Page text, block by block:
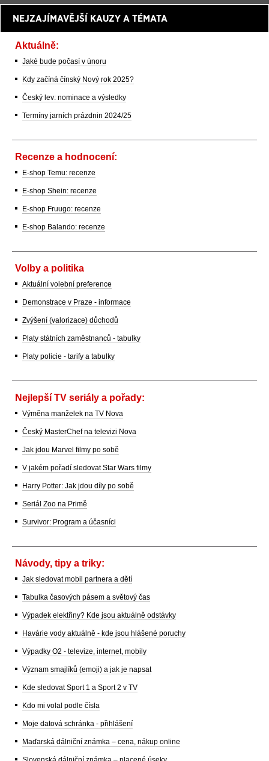
NEJZAJÍMAVĚJŠÍ KAUZY A TÉMATA
Aktuálně:
Jaké bude počasí v únoru
Kdy začíná čínský Nový rok 2025?
Český lev: nominace a výsledky
Termíny jarních prázdnin 2024/25
Recenze a hodnocení:
E-shop Temu: recenze
E-shop Shein: recenze
E-shop Fruugo: recenze
E-shop Balando: recenze
Volby a politika
Aktuální volební preference
Demonstrace v Praze - informace
Zvýšení (valorizace) důchodů
Platy státních zaměstnanců - tabulky
Platy policie - tarify a tabulky
Nejlepší TV seriály a pořady:
Výměna manželek na TV Nova
Český MasterChef na televizi Nova
Jak jdou Marvel filmy po sobě
V jakém pořadí sledovat Star Wars filmy
Harry Potter: Jak jdou díly po sobě
Seriál Zoo na Primě
Survivor: Program a účasníci
Návody, tipy a triky:
Jak sledovat mobil partnera a dětí
Tabulka časových pásem a světový čas
Výpadek elektřiny? Kde jsou aktuálně odstávky
Havárie vody aktuálně - kde jsou hlášené poruchy
Výpadky O2 - televize, internet, mobily
Význam smajlíků (emoji) a jak je napsat
Kde sledovat Sport 1 a Sport 2 v TV
Kdo mi volal podle čísla
Moje datová schránka - přihlášení
Maďarská dálniční známka – cena, nákup online